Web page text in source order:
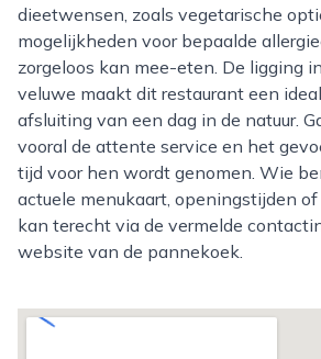
dieetwensen, zoals vegetarische
mogelijkheden voor bepaalde
zorgeloos kan mee-eten. De ligging
veluwe maakt dit restaurant een
afsluiting van een dag in de natuur.
vooral de attente service en het
tijd voor hen wordt genomen. Wie
actuele menukaart, openingstijden
kan terecht via de vermelde
website van de pannekoek.